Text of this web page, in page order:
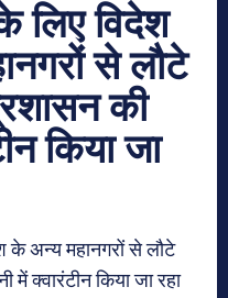
लिए विदेश
से लौटे
की
किया जा
के अन्य महानगरों से लौटे
में क्वारंटीन किया जा रहा